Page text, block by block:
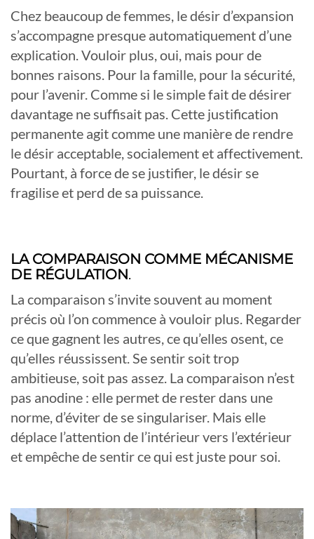
Chez beaucoup de femmes, le désir d’expansion
s’accompagne presque automatiquement d’une
explication. Vouloir plus, oui, mais pour de
bonnes raisons. Pour la famille, pour la sécurité,
pour l’avenir. Comme si le simple fait de désirer
davantage ne suffisait pas. Cette justification
permanente agit comme une manière de rendre
le désir acceptable, socialement et affectivement.
Pourtant, à force de se justifier, le désir se
fragilise et perd de sa puissance.
LA COMPARAISON COMME MÉCANISME
DE RÉGULATION.
La comparaison s’invite souvent au moment
précis où l’on commence à vouloir plus. Regarder
ce que gagnent les autres, ce qu’elles osent, ce
qu’elles réussissent. Se sentir soit trop
ambitieuse, soit pas assez. La comparaison n’est
pas anodine : elle permet de rester dans une
norme, d’éviter de se singulariser. Mais elle
déplace l’attention de l’intérieur vers l’extérieur
et empêche de sentir ce qui est juste pour soi.